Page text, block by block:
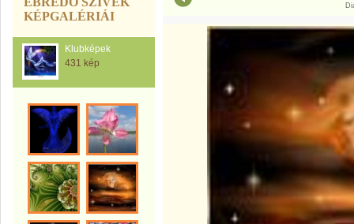
KÉPGALÉRIÁI
Klubképek
431 kép